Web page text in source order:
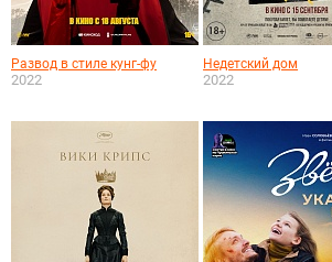
Развод в стиле кунг-фу
2022
Недетский дом
2022